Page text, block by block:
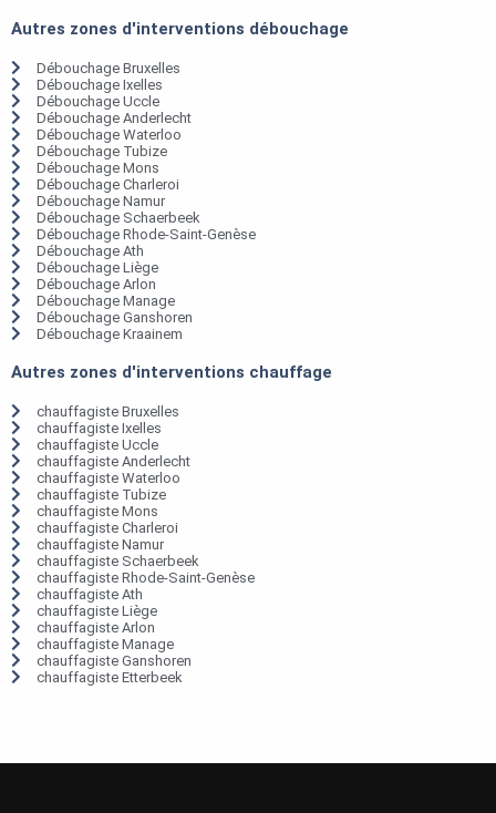
Autres zones d'interventions débouchage
Débouchage Bruxelles
Débouchage Ixelles
Débouchage Uccle
Débouchage Anderlecht
Débouchage Waterloo
Débouchage Tubize
Débouchage Mons
Débouchage Charleroi
Débouchage Namur
Débouchage Schaerbeek
Débouchage Rhode-Saint-Genèse
Débouchage Ath
Débouchage Liège
Débouchage Arlon
Débouchage Manage
Débouchage Ganshoren
Débouchage Kraainem
Autres zones d'interventions chauffage
chauffagiste Bruxelles
chauffagiste Ixelles
chauffagiste Uccle
chauffagiste Anderlecht
chauffagiste Waterloo
chauffagiste Tubize
chauffagiste Mons
chauffagiste Charleroi
chauffagiste Namur
chauffagiste Schaerbeek
chauffagiste Rhode-Saint-Genèse
chauffagiste Ath
chauffagiste Liège
chauffagiste Arlon
chauffagiste Manage
chauffagiste Ganshoren
chauffagiste Etterbeek